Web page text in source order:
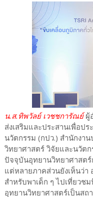
น.ส.ทิพวัลย์ เวชชการัณย์ผู้
ส่งเสริมและประสานเพื่อป
นวัตกรรม (กปว.) สํานักงา
วิทยาศาสตร์ วิจัยและนวัตก
ปัจจุบันอุทยานวิทยาศาสต
แต่หลายภาคส่วนยังเห็นว่า
สำหรับพาเด็ก ๆ ไปเที่ยวช
อุทยานวิทยาศาสตร์เป็นส